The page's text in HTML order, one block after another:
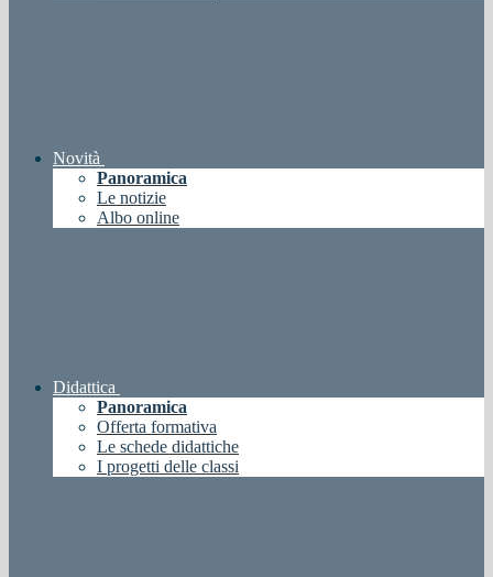
Novità
Panoramica
Le notizie
Albo online
Didattica
Panoramica
Offerta formativa
Le schede didattiche
I progetti delle classi